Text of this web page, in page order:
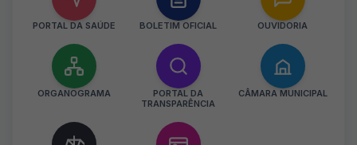
PORTAL DA SAÚDE BOLETIM OFICIAL OUVIDORIA
ORGANOGRAMA
PORTAL DA
TRANSPARÊNCIA
CÂMARA MUNICIPAL